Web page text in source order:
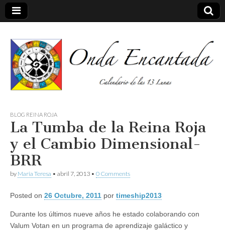
Onda
encantada
BLOG REINA ROJA
La Tumba de la Reina Roja
y el Cambio Dimensional-
BRR
by Maria Teresa • abril 7, 2013 • 0 Comments
Posted on 26 Octubre, 2011 por timeship2013
Durante los últimos nueve años he estado colaborando con
Valum Votan en un programa de aprendizaje galáctico y